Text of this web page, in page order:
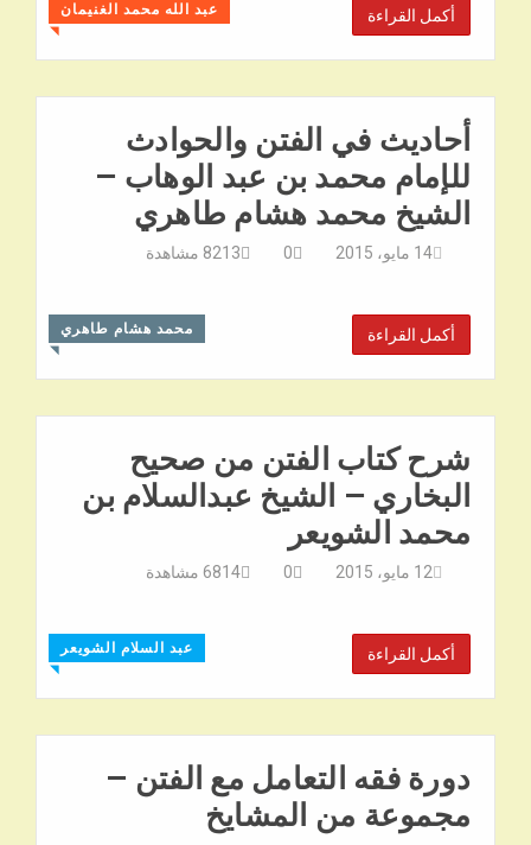
عبد الله محمد الغنيمان
◥
أكمل القراءة
أحاديث في الفتن والحوادث
للإمام محمد بن عبد الوهاب –
الشيخ محمد هشام طاهري
14 مايو، 2015 0
8213 مشاهدة
محمد هشام طاهري
◥
أكمل القراءة
شرح كتاب الفتن من صحيح
البخاري – الشيخ عبدالسلام بن
محمد الشويعر
12 مايو، 2015 0
6814 مشاهدة
عبد السلام الشويعر
◥
أكمل القراءة
دورة فقه التعامل مع الفتن –
مجموعة من المشايخ